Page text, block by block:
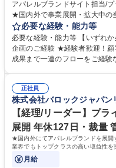
アパレルブランドサイト担当/プラ
★国内外で事業展開・拡大中の
C運営担当の募集！ECサイト
LY等自社ブランドを集めた公
任せします 【業務】■「SHEL'TTER WEBSTORE」の売上や集客に繋がる
施策立案・実行 ■アプリ、メー
の業務効率化、メンバーのスキ
や運用改善 ■SEO対策 ※ご経験
す。 募集職種 ★EC運営担当/自社アパレルブランドサイト担当/プライム
上場/働き方◎年休127
必要な経験・能力等
必要な経験・能力等 【いずれ
企画のご経験 ★経験者歓迎！顧
成果まで一連のフローをご経験などが活
評価に反映されやすい制度！
メリカを含めて海外に163店舗
中！安定した経営基盤のもと
進め、更なる拡大を目指しています。 学歴・資格 学歴：大
短大 専修学校 高校 語学力： 資
正社員
株式会社バロックジャパン
【経理/リーダー】プ
展開 年休127日・裁量
★国内外にてアパレルブランドを展開
業界でもトップクラスの高い収益性を
を支える経理ポジションの募集です◎
月給